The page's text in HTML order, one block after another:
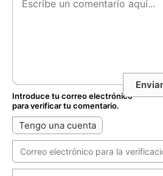
Introduce tu correo electrónico
para verificar tu comentario.
Tengo una cuenta